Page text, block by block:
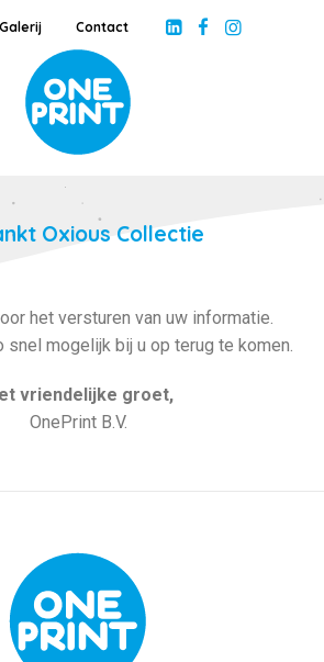
Galerij Contact
Oxious Collectie
het versturen van uw informatie.
snel mogelijk bij u op terug te komen.
vriendelijke groet,
OnePrint B.V.